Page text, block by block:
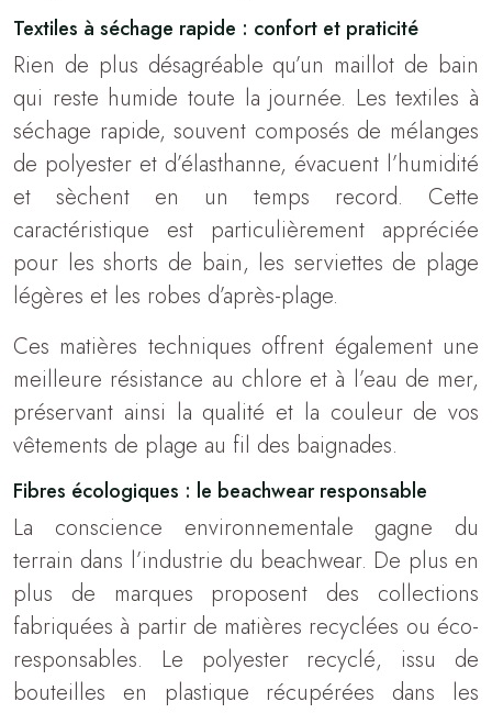
Textiles à séchage rapide : confort et praticité
Rien de plus désagréable qu’un maillot de bain
qui reste humide toute la journée. Les textiles à
séchage rapide, souvent composés de mélanges
de polyester et d’élasthanne, évacuent l’humidité
et sèchent en un temps record. Cette
caractéristique est particulièrement appréciée
pour les shorts de bain, les serviettes de plage
légères et les robes d’après-plage.
Ces matières techniques offrent également une
meilleure résistance au chlore et à l’eau de mer,
préservant ainsi la qualité et la couleur de vos
vêtements de plage au fil des baignades.
Fibres écologiques : le beachwear responsable
La conscience environnementale gagne du
terrain dans l’industrie du beachwear. De plus en
plus de marques proposent des collections
fabriquées à partir de matières recyclées ou éco-
responsables. Le polyester recyclé, issu de
bouteilles en plastique récupérées dans les